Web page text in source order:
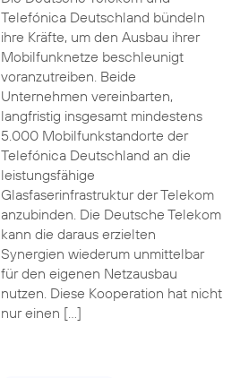
Telefónica Deutschland bündeln
ihre Kräfte, um den Ausbau ihrer
Mobilfunknetze beschleunigt
voranzutreiben. Beide
Unternehmen vereinbarten,
langfristig insgesamt mindestens
5.000 Mobilfunkstandorte der
Telefónica Deutschland an die
leistungsfähige
Glasfaserinfrastruktur der Telekom
anzubinden. Die Deutsche Telekom
kann die daraus erzielten
Synergien wiederum unmittelbar
für den eigenen Netzausbau
nutzen. Diese Kooperation hat nicht
nur einen […]